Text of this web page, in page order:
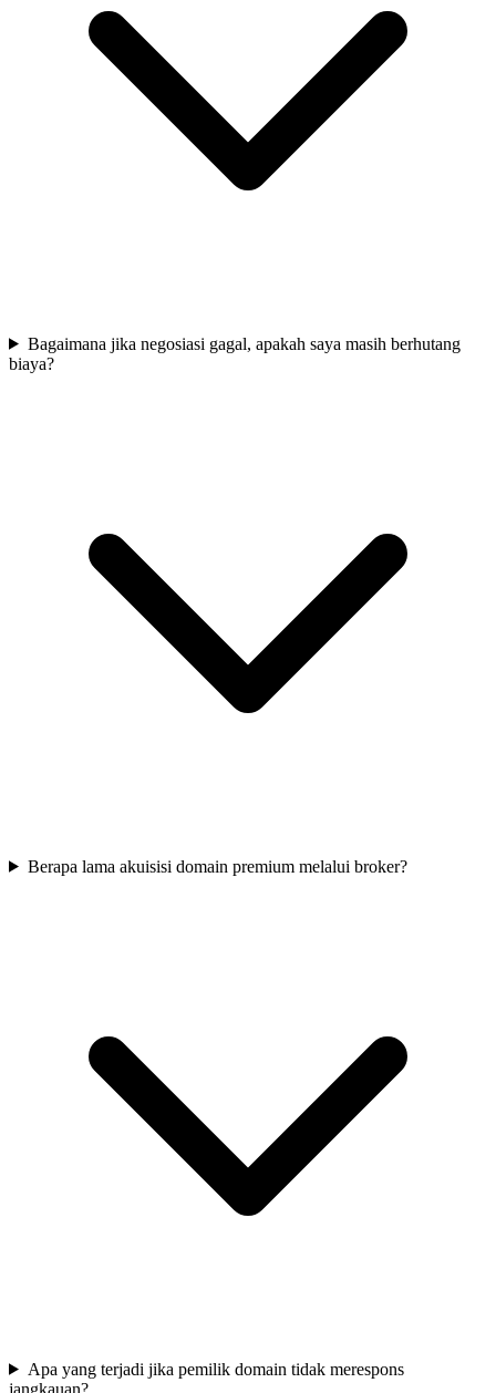
Bagaimana jika negosiasi gagal, apakah saya masih berhutang
biaya?
Berapa lama akuisisi domain premium melalui broker?
Apa yang terjadi jika pemilik domain tidak merespons
jangkauan?